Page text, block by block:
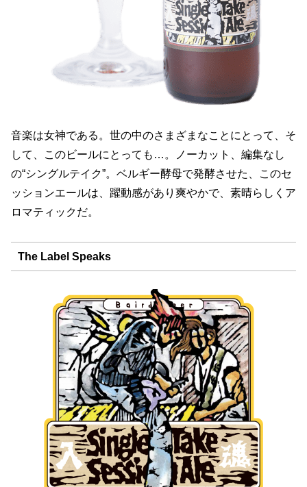
音楽は女神である。世の中のさまざまなことにとって、そ
して、このビールにとっても…。ノーカット、編集なし
の“シングルテイク”。ベルギー酵母で発酵させた、このセ
ッションエールは、躍動感があり爽やかで、素晴らしくア
ロマティックだ。
The Label Speaks